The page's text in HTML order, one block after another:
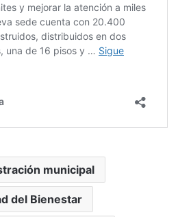
municipal
del Bienestar